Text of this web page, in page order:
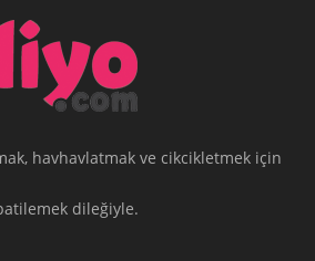
havhavlatmak ve cikcikletmek için
dileğiyle.